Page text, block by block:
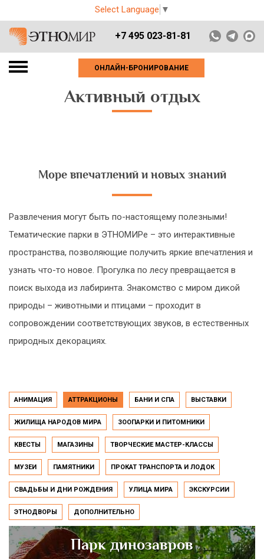
Select Language ▼
+7 495 023-81-81
ОНЛАЙН-БРОНИРОВАНИЕ
Активный отдых
Море впечатлений и новых знаний
Развлечения могут быть по-настоящему полезными!
Тематические парки в ЭТНОМИРе – это интерактивные
пространства, позволяющие получить яркие впечатления и
узнать что-то новое. Прогулка по лесу превращается в
поиск выхода из лабиринта. Знакомство с миром дикой
природы – животными и птицами – проходит в
сопровождении соответствующих звуков, в естественных
природных декорациях.
АНИМАЦИЯ АТТРАКЦИОНЫ БАНИ И СПА ВЫСТАВКИ
ЖИЛИЩА НАРОДОВ МИРА ЗООПАРКИ И ПИТОМНИКИ
КВЕСТЫ МАГАЗИНЫ ТВОРЧЕСКИЕ МАСТЕР-КЛАССЫ
МУЗЕИ ПАМЯТНИКИ ПРОКАТ ТРАНСПОРТА И ЛОДОК
СВАДЬБЫ И ДНИ РОЖДЕНИЯ УЛИЦА МИРА ЭКСКУРСИИ
ЭТНОДВОРЫ ДОПОЛНИТЕЛЬНО
Парк динозавров